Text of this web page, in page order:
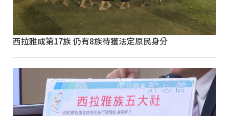
西拉雅成第17族 仍有8族待獲法定原民身分